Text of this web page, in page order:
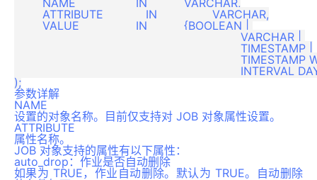
参数详解
NAME
设置的对象名称。目前仅支持对 JOB 对象属性设置。
ATTRIBUTE
属性名称。
JOB 对象支持的属性有以下属性：
auto_drop：作业是否自动删除
如果为 TRUE，作业自动删除。默认为 TRUE。自动删除